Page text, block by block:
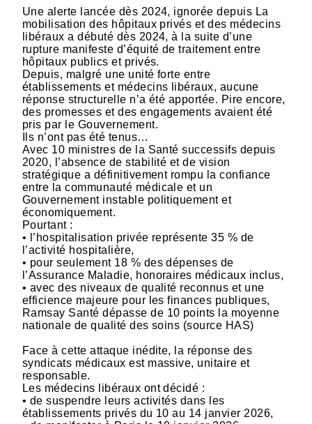
Une alerte lancée dès 2024, ignorée depuis La
mobilisation des hôpitaux privés et des médecins
libéraux a débuté dès 2024, à la suite d’une
rupture manifeste d’équité de traitement entre
hôpitaux publics et privés.
Depuis, malgré une unité forte entre
établissements et médecins libéraux, aucune
réponse structurelle n’a été apportée. Pire encore,
des promesses et des engagements avaient été
pris par le Gouvernement.
Ils n’ont pas été tenus…
Avec 10 ministres de la Santé successifs depuis
2020, l’absence de stabilité et de vision
stratégique a définitivement rompu la confiance
entre la communauté médicale et un
Gouvernement instable politiquement et
économiquement.
Pourtant :
• l’hospitalisation privée représente 35 % de
l’activité hospitalière,
• pour seulement 18 % des dépenses de
l’Assurance Maladie, honoraires médicaux inclus,
• avec des niveaux de qualité reconnus et une
efficience majeure pour les finances publiques,
Ramsay Santé dépasse de 10 points la moyenne
nationale de qualité des soins (source HAS)
Face à cette attaque inédite, la réponse des
syndicats médicaux est massive, unitaire et
responsable.
Les médecins libéraux ont décidé :
• de suspendre leurs activités dans les
établissements privés du 10 au 14 janvier 2026,